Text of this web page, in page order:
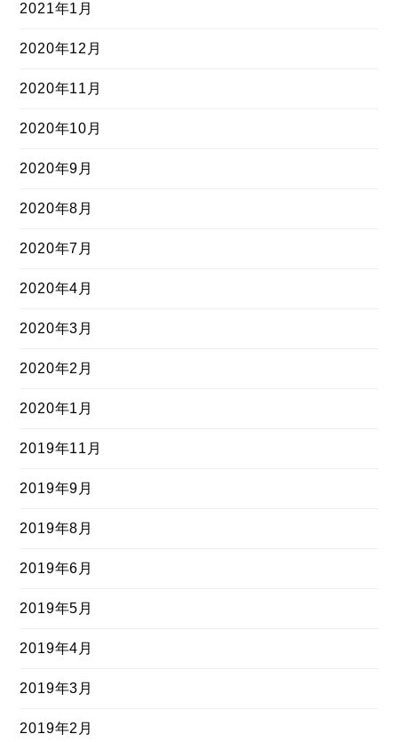
2021年1月
2020年12月
2020年11月
2020年10月
2020年9月
2020年8月
2020年7月
2020年4月
2020年3月
2020年2月
2020年1月
2019年11月
2019年9月
2019年8月
2019年6月
2019年5月
2019年4月
2019年3月
2019年2月